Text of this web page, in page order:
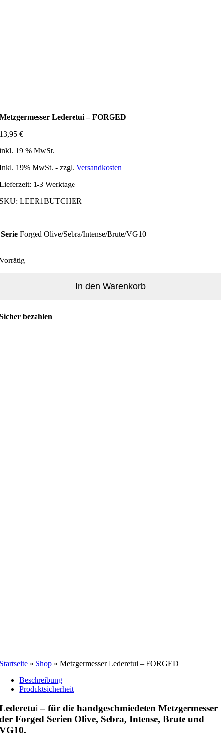
Metzgermesser Lederetui – FORGED
13,95€
inkl. 19 % MwSt.
Inkl. 19% MwSt. - zzgl.Versandkosten
Lieferzeit: 1-3 Werktage
SKU:LEER1BUTCHER
Serie Forged Olive/Sebra/Intense/Brute/VG10
Vorrätig
In den Warenkorb
Sicher bezahlen
Startseite » Shop »Metzgermesser Lederetui – FORGED
Beschreibung
Produktsicherheit
Lederetui – für die handgeschmiedeten Metzgermesser
der Forged Serien Olive, Sebra, Intense, Brute und
VG10.